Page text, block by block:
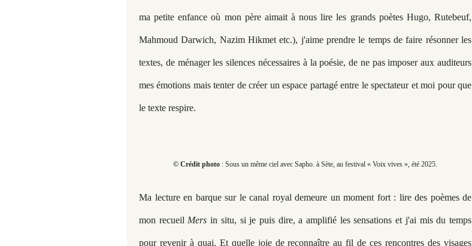
ma petite enfance où mon père aimait à nous lire les grands poètes Hugo, Rutebeuf,
Mahmoud Darwich, Nazim Hikmet etc.), j'aime prendre le temps de faire résonner les
textes, de ménager les silences nécessaires à la poésie, de ne pas imposer aux auditeurs
mes émotions mais tenter de créer un espace partagé entre le spectateur et moi pour que
le texte respire.
© Crédit photo : Sous un même ciel avec Sapho. à Sète, au festival « Voix vives », été 2025.
Ma lecture en barque sur le canal royal demeure un moment fort : lire des poèmes de
mon recueil Mers in situ, si je puis dire, a amplifié les sensations et j'ai mis du temps
pour revenir à quai. Et quelle joie de reconnaître au fil de ces rencontres des visages